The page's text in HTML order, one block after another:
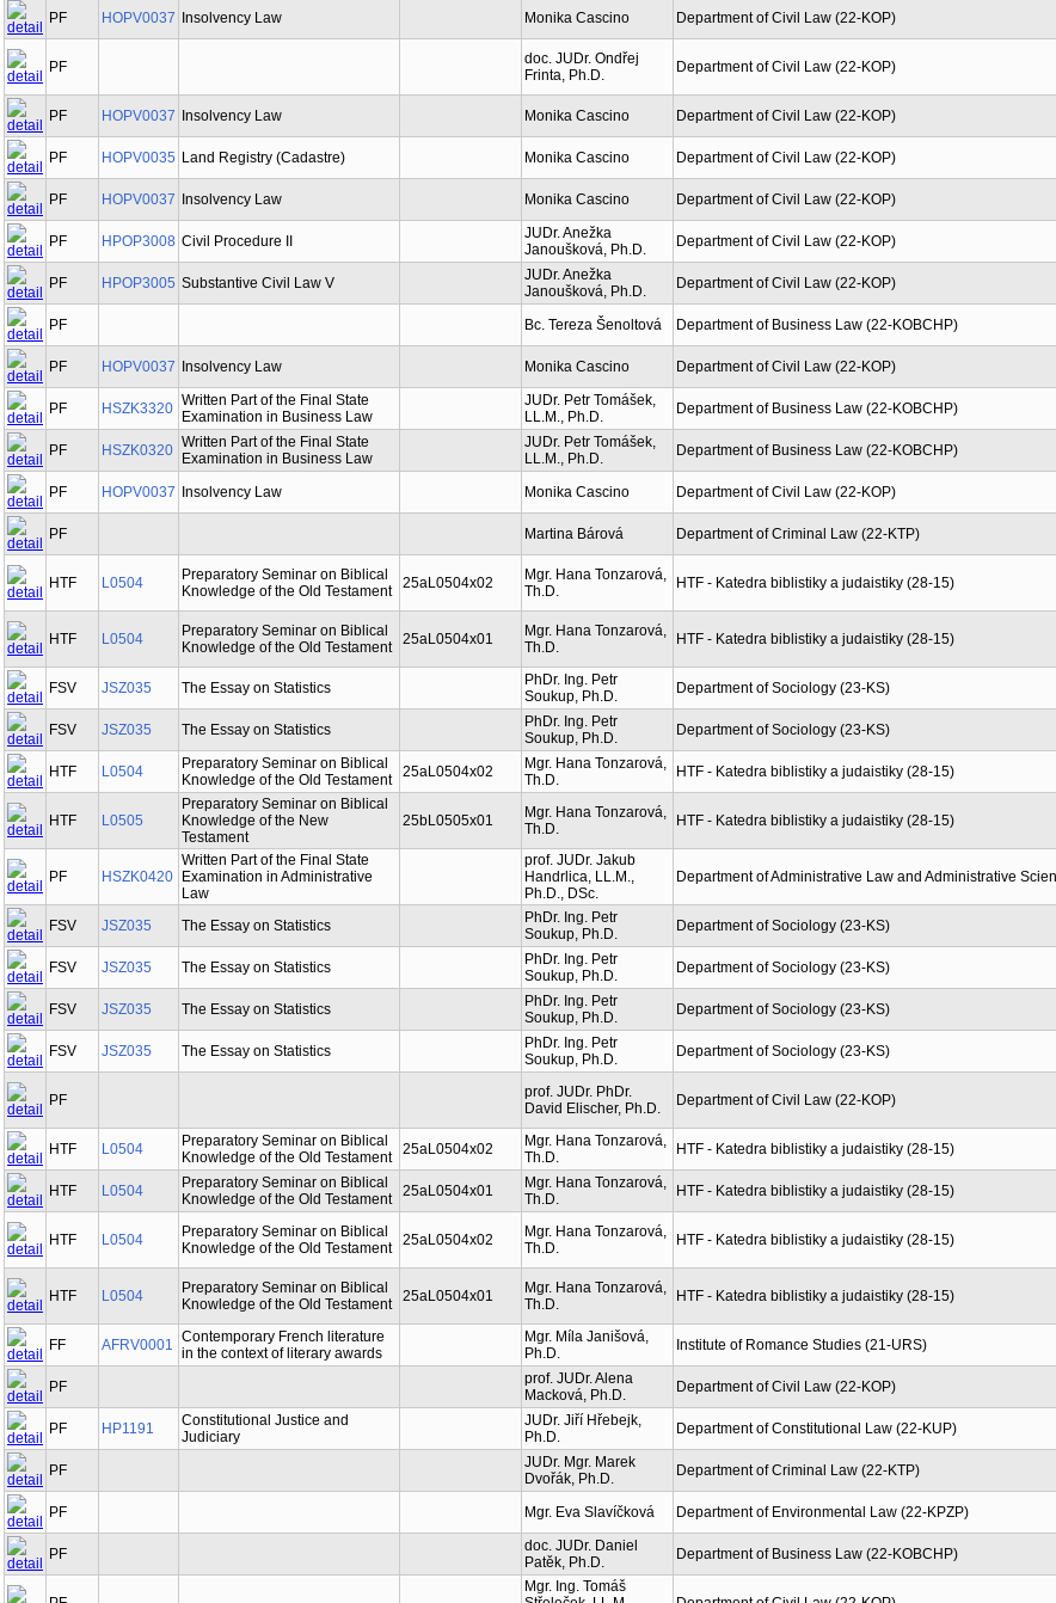
PF
HOPV0037 Insolvency Law Monika Cascino Department of Civil Law (22-KOP)
PF
doc. JUDr. Ondřej
Frinta, Ph.D.
Department of Civil Law (22-KOP)
PF
HOPV0037 Insolvency Law Monika Cascino Department of Civil Law (22-KOP)
PF HOPV0035 Land Registry (Cadastre) Monika Cascino Department of Civil Law (22-KOP)
PF
HOPV0037 Insolvency Law Monika Cascino Department of Civil Law (22-KOP)
PF HPOP3008 Civil Procedure II
JUDr. Anežka
Janoušková, Ph.D.
Department of Civil Law (22-KOP)
PF
HPOP3005 Substantive Civil Law V
JUDr. Anežka
Janoušková, Ph.D.
Department of Civil Law (22-KOP)
PF
Bc. Tereza Šenoltová Department of Business Law (22-KOBCHP)
PF
HOPV0037 Insolvency Law Monika Cascino Department of Civil Law (22-KOP)
PF HSZK3320 Written Part of the Final State
Examination in Business Law
JUDr. Petr Tomášek,
LL.M., Ph.D.
Department of Business Law (22-KOBCHP)
PF
HSZK0320 Written Part of the Final State
Examination in Business Law
JUDr. Petr Tomášek,
LL.M., Ph.D.
Department of Business Law (22-KOBCHP)
PF
HOPV0037 Insolvency Law Monika Cascino Department of Civil Law (22-KOP)
PF Martina Bárová Department of Criminal Law (22-KTP)
HTF L0504
Preparatory Seminar on Biblical
Knowledge of the Old Testament
25aL0504x02
Mgr. Hana Tonzarová,
Th.D.
HTF - Katedra biblistiky a judaistiky (28-15)
HTF L0504
Preparatory Seminar on Biblical
Knowledge of the Old Testament
25aL0504x01
Mgr. Hana Tonzarová,
Th.D.
HTF - Katedra biblistiky a judaistiky (28-15)
FSV
JSZ035 The Essay on Statistics
PhDr. Ing. Petr
Soukup, Ph.D.
Department of Sociology (23-KS)
FSV JSZ035 The Essay on Statistics
PhDr. Ing. Petr
Soukup, Ph.D.
Department of Sociology (23-KS)
HTF L0504
Preparatory Seminar on Biblical
Knowledge of the Old Testament
25aL0504x02
Mgr. Hana Tonzarová,
Th.D.
HTF - Katedra biblistiky a judaistiky (28-15)
HTF L0505
Preparatory Seminar on Biblical
Knowledge of the New
Testament
25bL0505x01
Mgr. Hana Tonzarová,
Th.D.
HTF - Katedra biblistiky a judaistiky (28-15)
PF HSZK0420
Written Part of the Final State
Examination in Administrative
Law
prof. JUDr. Jakub
Handrlica, LL.M.,
Ph.D., DSc.
Department of Administrative Law and Administrative
FSV JSZ035 The Essay on Statistics
PhDr. Ing. Petr
Soukup, Ph.D.
Department of Sociology (23-KS)
FSV JSZ035 The Essay on Statistics
PhDr. Ing. Petr
Soukup, Ph.D.
Department of Sociology (23-KS)
FSV JSZ035 The Essay on Statistics
PhDr. Ing. Petr
Soukup, Ph.D.
Department of Sociology (23-KS)
FSV JSZ035 The Essay on Statistics
PhDr. Ing. Petr
Soukup, Ph.D.
Department of Sociology (23-KS)
PF
prof. JUDr. PhDr.
David Elischer, Ph.D.
Department of Civil Law (22-KOP)
HTF
L0504
Preparatory Seminar on Biblical
Knowledge of the Old Testament
25aL0504x02
Mgr. Hana Tonzarová,
Th.D.
HTF - Katedra biblistiky a judaistiky (28-15)
HTF
L0504
Preparatory Seminar on Biblical
Knowledge of the Old Testament
25aL0504x01
Mgr. Hana Tonzarová,
Th.D.
HTF - Katedra biblistiky a judaistiky (28-15)
HTF L0504
Preparatory Seminar on Biblical
Knowledge of the Old Testament
25aL0504x02
Mgr. Hana Tonzarová,
Th.D.
HTF - Katedra biblistiky a judaistiky (28-15)
HTF L0504
Preparatory Seminar on Biblical
Knowledge of the Old Testament
25aL0504x01
Mgr. Hana Tonzarová,
Th.D.
HTF - Katedra biblistiky a judaistiky (28-15)
FF
AFRV0001 Contemporary French literature
in the context of literary awards
Mgr. Míla Janišová,
Ph.D.
Institute of Romance Studies (21-URS)
PF
prof. JUDr. Alena
Macková, Ph.D.
Department of Civil Law (22-KOP)
PF HP1191
Constitutional Justice and
Judiciary
JUDr. Jiří Hřebejk,
Ph.D.
Department of Constitutional Law (22-KUP)
PF
JUDr. Mgr. Marek
Dvořák, Ph.D.
Department of Criminal Law (22-KTP)
PF
Mgr. Eva Slavíčková Department of Environmental Law (22-KPZP)
PF
doc. JUDr. Daniel
Patěk, Ph.D.
Department of Business Law (22-KOBCHP)
Mgr. Ing. Tomáš